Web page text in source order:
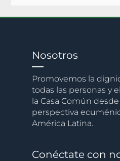
Nosotros
Promovemos la
todas las personas y
la Casa Común
perspectiva
América Latina.
Conéctate con